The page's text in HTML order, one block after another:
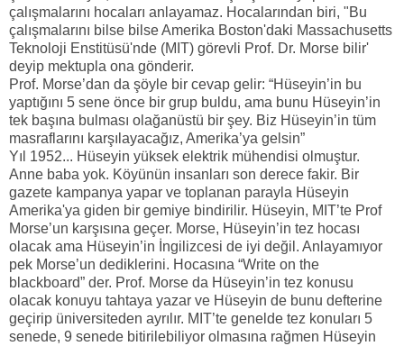
çalışmalarını hocaları anlayamaz. Hocalarından biri, "Bu
çalışmalarını bilse bilse Amerika Boston'daki Massachusetts
Teknoloji Enstitüsü'nde (MIT) görevli Prof. Dr. Morse bilir'
deyip mektupla ona gönderir.
Prof. Morse’dan da şöyle bir cevap gelir: “Hüseyin’in bu
yaptığını 5 sene önce bir grup buldu, ama bunu Hüseyin’in
tek başına bulması olağanüstü bir şey. Biz Hüseyin’in tüm
masraflarını karşılayacağız, Amerika’ya gelsin”
Yıl 1952... Hüseyin yüksek elektrik mühendisi olmuştur.
Anne baba yok. Köyünün insanları son derece fakir. Bir
gazete kampanya yapar ve toplanan parayla Hüseyin
Amerika'ya giden bir gemiye bindirilir. Hüseyin, MIT’te Prof
Morse’un karşısına geçer. Morse, Hüseyin’in tez hocası
olacak ama Hüseyin’in İngilizcesi de iyi değil. Anlayamıyor
pek Morse’un dediklerini. Hocasına “Write on the
blackboard” der. Prof. Morse da Hüseyin’in tez konusu
olacak konuyu tahtaya yazar ve Hüseyin de bunu defterine
geçirip üniversiteden ayrılır. MIT’te genelde tez konuları 5
senede, 9 senede bitirilebiliyor olmasına rağmen Hüseyin